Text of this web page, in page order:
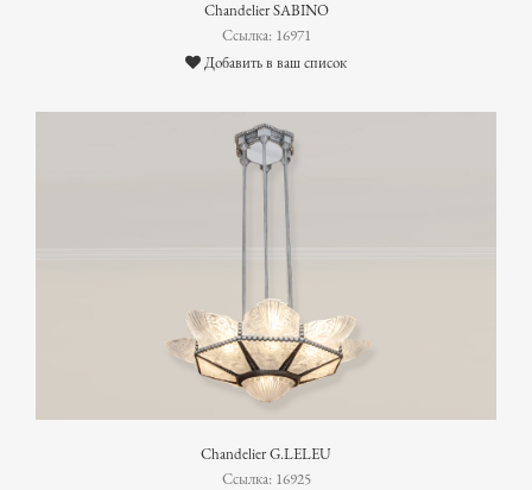
Chandelier SABINO
Ссылка: 16971
Добавить в ваш список
Chandelier G.LELEU
Ссылка: 16925